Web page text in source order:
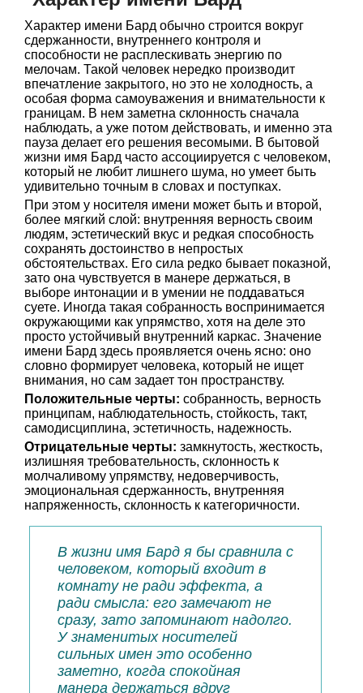
Характер имени Бард обычно строится вокруг
сдержанности, внутреннего контроля и
способности не расплескивать энергию по
мелочам. Такой человек нередко производит
впечатление закрытого, но это не холодность, а
особая форма самоуважения и внимательности к
границам. В нем заметна склонность сначала
наблюдать, а уже потом действовать, и именно эта
пауза делает его решения весомыми. В бытовой
жизни имя Бард часто ассоциируется с человеком,
который не любит лишнего шума, но умеет быть
удивительно точным в словах и поступках.
При этом у носителя имени может быть и второй,
более мягкий слой: внутренняя верность своим
людям, эстетический вкус и редкая способность
сохранять достоинство в непростых
обстоятельствах. Его сила редко бывает показной,
зато она чувствуется в манере держаться, в
выборе интонации и в умении не поддаваться
суете. Иногда такая собранность воспринимается
окружающими как упрямство, хотя на деле это
просто устойчивый внутренний каркас. Значение
имени Бард здесь проявляется очень ясно: оно
словно формирует человека, который не ищет
внимания, но сам задает тон пространству.
Положительные черты: собранность, верность
принципам, наблюдательность, стойкость, такт,
самодисциплина, эстетичность, надежность.
Отрицательные черты: замкнутость, жесткость,
излишняя требовательность, склонность к
молчаливому упрямству, недоверчивость,
эмоциональная сдержанность, внутренняя
напряженность, склонность к категоричности.
В жизни имя Бард я бы сравнила с
человеком, который входит в
комнату не ради эффекта, а
ради смысла: его замечают не
сразу, зато запоминают надолго.
У знаменитых носителей
сильных имен это особенно
заметно, когда спокойная
манера держаться вдруг